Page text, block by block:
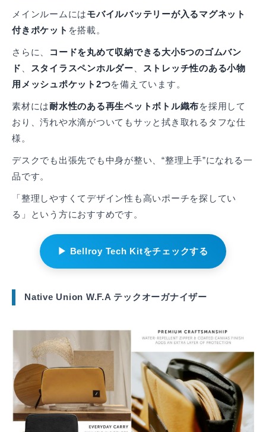
メインルームにはモバイルバッテリーが入るマグネット
付きポケット を搭載。
さらに、
コードを丸めて収納できる大小5つのゴムバン
ド
スタイラスペンホルダー
ストレッチ性のある小物
用メッシュポケット2つを備えています。
素材には耐水性のある再生ペットボトル織布を採用して
おり、汚れや水滴がついてもサッと拭き取れるタフな仕
様。
デスクでも出張先でも中身が整い、“整理上手”になれる一
品です。
「整理しやすくてデザイン性も高いポーチを探してい
る」という方におすすめです。
▶ Bellroy Tech Kitをチェックする
Native Union W.F.A テックオーガナイザー